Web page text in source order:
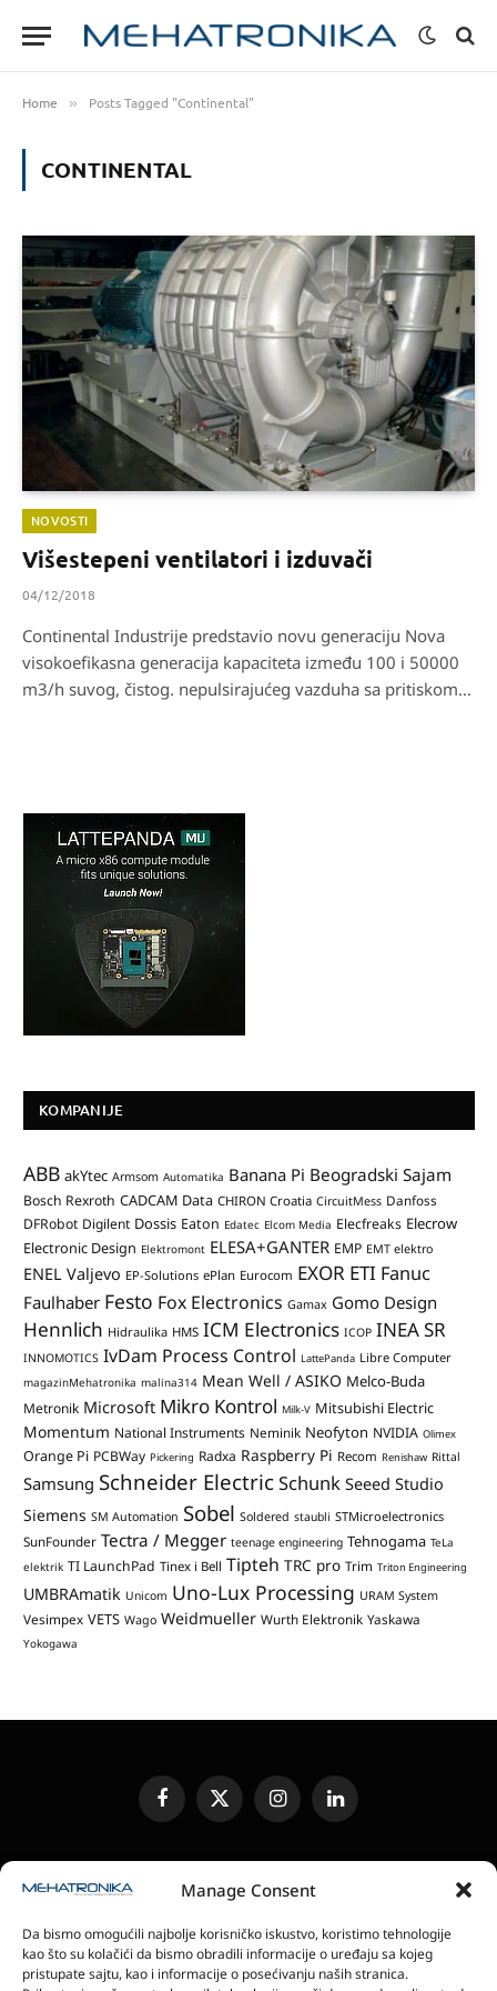
Manage Consent
Da bismo omogućili najbolje korisničko iskustvo, koristimo tehnologije
kao što su kolačići da bismo obradili informacije o uređaju sa kojeg
pristupate sajtu, kao i informacije o posećivanju naših stranica.
Home » Posts Tagged "Continental"
CONTINENTAL
NOVOSTI
Višestepeni ventilatori i izduvači
04/12/2018
Continental Industrije predstavio novu generaciju Nova
visokoefikasna generacija kapaciteta između 100 i 50000
m3/h suvog, čistog. nepulsirajućeg vazduha sa pritiskom…
KOMPANIJE
ABB akYtec Armsom Automatika Banana Pi Beogradski Sajam
Bosch Rexroth CADCAM Data CHIRON Croatia CircuitMess Danfoss
DFRobot Digilent Dossis Eaton Edatec Elcom Media Elecfreaks Elecrow
Electronic Design Elektromont ELESA+GANTER EMP EMT elektro
ENEL Valjevo EP-Solutions ePlan Eurocom EXOR ETI Fanuc
Faulhaber Festo Fox Electronics Gamax Gomo Design
Hennlich Hidraulika HMS ICM Electronics ICOP INEA SR
INNOMOTICS IvDam Process Control LattePanda Libre Computer
magazinMehatronika malina314 Mean Well / ASIKO Melco-Buda
Metronik Microsoft Mikro Kontrol Milk-V Mitsubishi Electric
Momentum National Instruments Neminik Neofyton NVIDIA Olimex
Orange Pi PCBWay Pickering Radxa Raspberry Pi Recom Renishaw Rittal
Samsung Schneider ElectricSchunk Seeed Studio
Siemens SM Automation Sobel Soldered staubli STMicroelectronics
SunFounder Tectra / Megger teenage engineering Tehnogama TeLa
elektrik TI LaunchPad Tinex i Bell Tipteh TRC pro Trim Triton Engineering
UMBRAmatik Unicom Uno-Lux Processing URAM System
Vesimpex VETS Wago Weidmueller Wurth Elektronik Yaskawa
Yokogawa
FacebookX
(Twitter)
InstagramLinkedIn
SLANJE JEDINICA ZA RECENZIJU
ELEKTRONSKA IZDANJA
POLITIKA PRIVATNOSTI
POLITIKA KOLAČIĆA